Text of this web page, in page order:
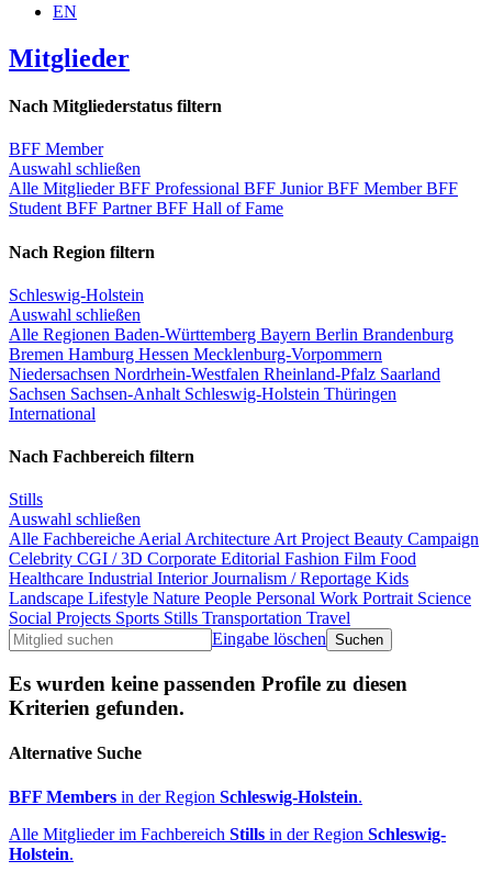
EN
Mitglieder
Nach Mitgliederstatus filtern
BFF Member
Auswahl schließen
Alle MitgliederBFF Professional BFF JuniorBFF MemberBFF
Student BFF PartnerBFF Hall of Fame
Nach Region filtern
Schleswig-Holstein
Auswahl schließen
Alle Regionen Baden-Württemberg Bayern Berlin Brandenburg
Bremen Hamburg Hessen Mecklenburg-Vorpommern
Niedersachsen Nordrhein-Westfalen Rheinland-Pfalz Saarland
Sachsen Sachsen-Anhalt Schleswig-Holstein Thüringen
International
Nach Fachbereich filtern
Stills
Auswahl schließen
Alle Fachbereiche Aerial Architecture Art Project Beauty Campaign
Celebrity CGI / 3D Corporate Editorial Fashion Film Food
Healthcare Industrial InteriorJournalism / Reportage Kids
Landscape Lifestyle Nature People Personal Work Portrait Science
Social Projects Sports Stills Transportation Travel
Eingabe löschen
Es wurden keine passenden Profile zu diesen
Kriterien gefunden.
Alternative Suche
BFF Members in der Region Schleswig-Holstein.
Alle Mitglieder im Fachbereich Stills in der Region Schleswig-
Holstein.